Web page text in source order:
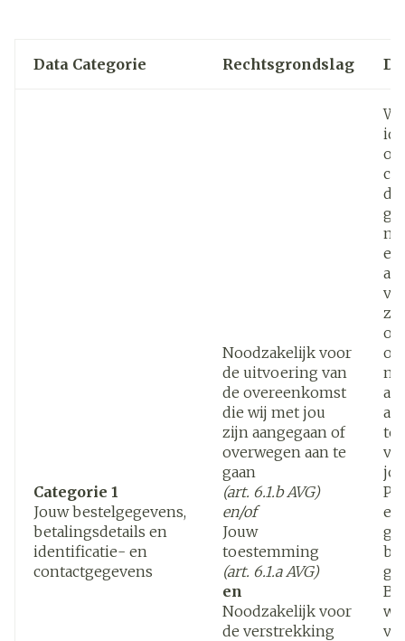
Data Categorie Rechtsgrondslag
Categorie 1
Jouw bestelgegevens,
betalingsdetails en
identificatie- en
contactgegevens
Noodzakelijk voor
de uitvoering van
de overeenkomst
die wij met jou
zijn aangegaan of
overwegen aan te
gaan
(art. 6.1.b AVG)
en/of
Jouw
toestemming
(art. 6.1.a AVG)
en
Noodzakelijk voor
de verstrekking
af
te